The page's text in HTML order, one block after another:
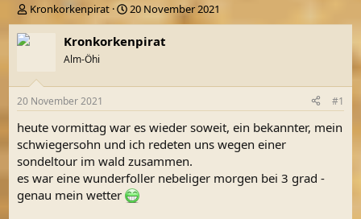
E
r
s
l
e
r
Kronkorkenpirat
E
r
s
t
a
m
20 November 2021
Kronkorkenpirat
Alm-Öhi
20 November 2021 #1
heute vormittag war es wieder soweit, ein bekannter, mein
schwiegersohn und ich redeten uns wegen einer
sondeltour im wald zusammen.
es war eine wunderfoller nebeliger morgen bei 3 grad -
genau mein wetter